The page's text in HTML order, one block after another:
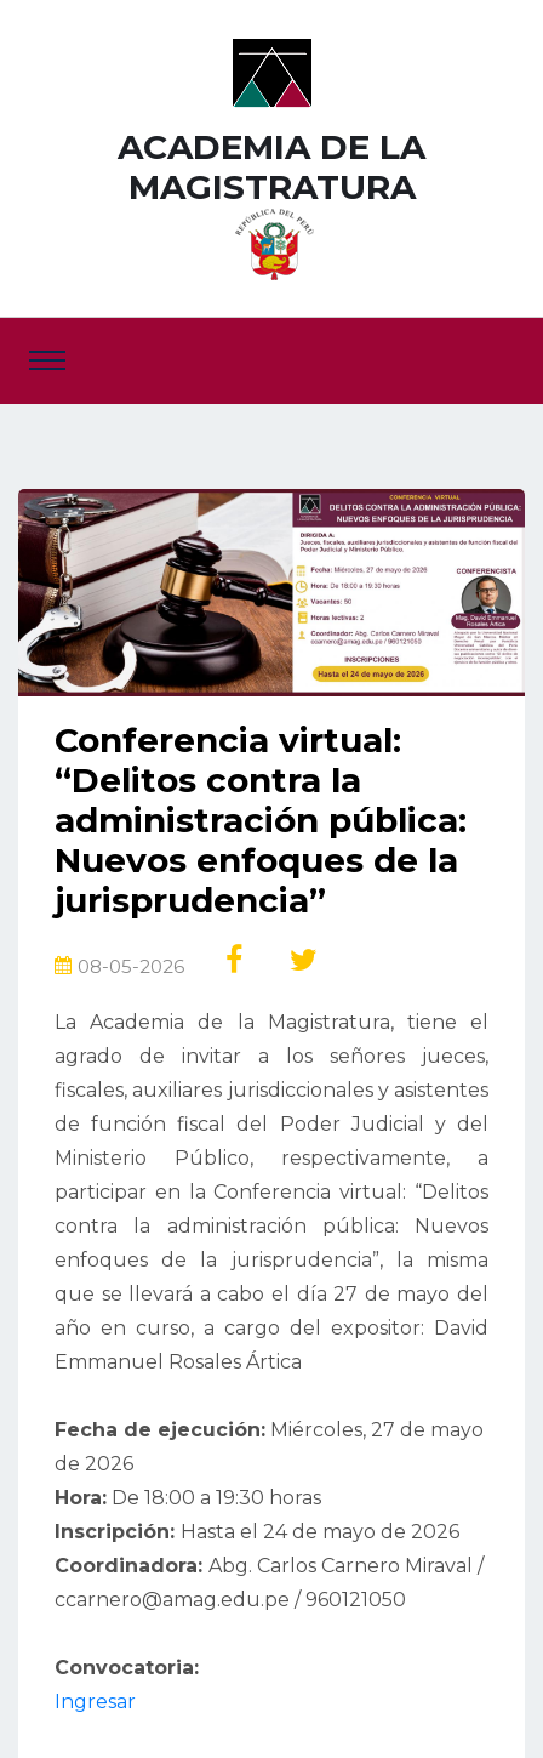
ACADEMIA DE LA
MAGISTRATURA
Conferencia virtual:
“Delitos contra la
administración pública:
Nuevos enfoques de la
jurisprudencia”
08-05-2026
La Academia de la Magistratura, tiene el
agrado de invitar a los señores jueces,
fiscales, auxiliares jurisdiccionales y asistentes
de función fiscal del Poder Judicial y del
Ministerio Público, respectivamente, a
participar en la Conferencia virtual: “Delitos
contra la administración pública: Nuevos
enfoques de la jurisprudencia”, la misma
que se llevará a cabo el día 27 de mayo del
año en curso, a cargo del expositor: David
Emmanuel Rosales Ártica
Fecha de ejecución: Miércoles, 27 de mayo
de 2026
Hora: De 18:00 a 19:30 horas
Inscripción: Hasta el 24 de mayo de 2026
Coordinadora: Abg. Carlos Carnero Miraval /
ccarnero@amag.edu.pe / 960121050
Convocatoria:
Ingresar